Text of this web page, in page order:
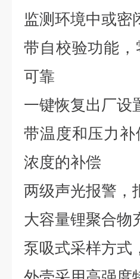
监测环境中或密
带自校验功能
可靠
一键恢复出厂设
带温度和压力
浓度的补偿
两级声光报警，
大容量锂聚合物
泵吸式采样方式